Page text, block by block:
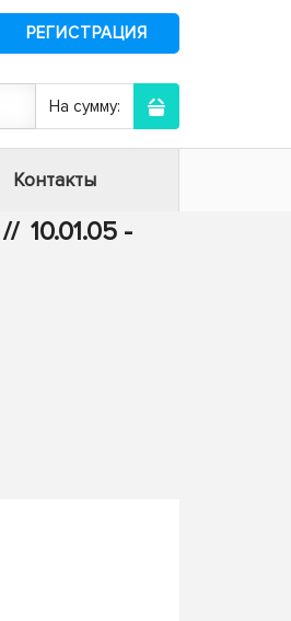
РЕГИСТРАЦИЯ
На сумму:
Контакты
// 10.01.05 -